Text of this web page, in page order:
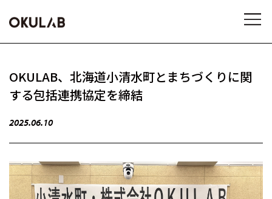
OKULAB、北海道小清水町とまちづくりに関
する包括連携協定を締結
2025.06.10